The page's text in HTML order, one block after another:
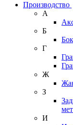
Производство
А
Б
Г
Ж
З
И